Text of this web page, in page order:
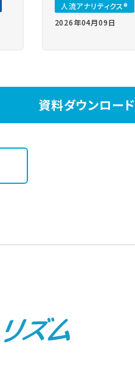
人流アナリティクス®
2026年04月09日
資料ダウンロード